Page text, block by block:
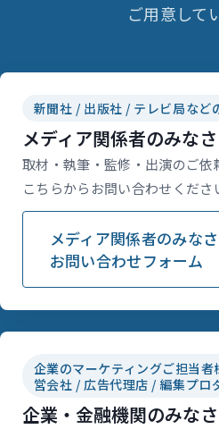
ご用意して
新聞社 / 出版社 / テレビ局など
メディア関係者のみな
取材・執筆・監修・出演のご依
こちらからお問い合わせくださ
メディア関係者のみな
お問い合わせフォーム
企業のマーケティングご担当
営会社 / 広告代理店 / 編集プロ
企業・金融機関のみな